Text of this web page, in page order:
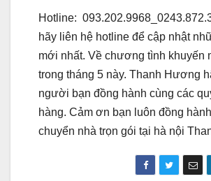
Hotline:
hãy liên hệ hotline để cập nhật
mới nhất. Về chương tình khuyến
trong tháng 5 này. Thanh Hương
người bạn đồng hành cùng các
hàng. Cảm ơn bạn luôn đồng
chuyển nhà trọn gói tại hà nội